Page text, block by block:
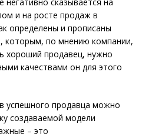
и на росте продаж в
определены и прописаны
которым, по мнению компании,
хороший продавец, нужно
качествами он для этого
успешного продавца можно
создаваемой модели
– это